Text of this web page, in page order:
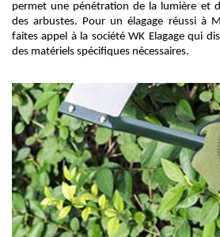
permet une pénétration de la lumière et
des arbustes. Pour un élagage réussi à
faites appel à la société WK Elagage qui
des matériels spécifiques nécessaires.